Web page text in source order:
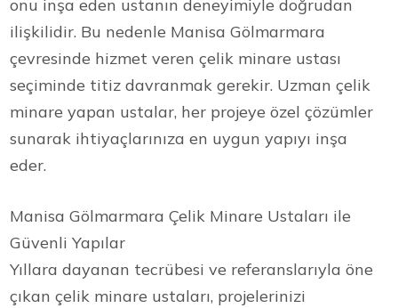
onu inşa eden ustanın deneyimiyle doğrudan
ilişkilidir. Bu nedenle Manisa Gölmarmara
çevresinde hizmet veren çelik minare ustası
seçiminde titiz davranmak gerekir. Uzman çelik
minare yapan ustalar, her projeye özel çözümler
sunarak ihtiyaçlarınıza en uygun yapıyı inşa
eder.
Manisa Gölmarmara Çelik Minare Ustaları ile
Güvenli Yapılar
Yıllara dayanan tecrübesi ve referanslarıyla öne
çıkan çelik minare ustaları, projelerinizi